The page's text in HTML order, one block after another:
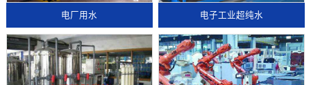
电厂用水 电子工业超纯水